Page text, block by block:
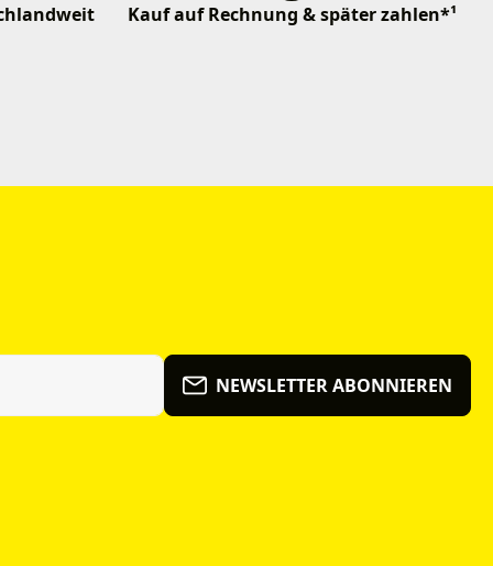
Kauf auf Rechnung & später zahlen*¹
NEWSLETTER ABONNIEREN